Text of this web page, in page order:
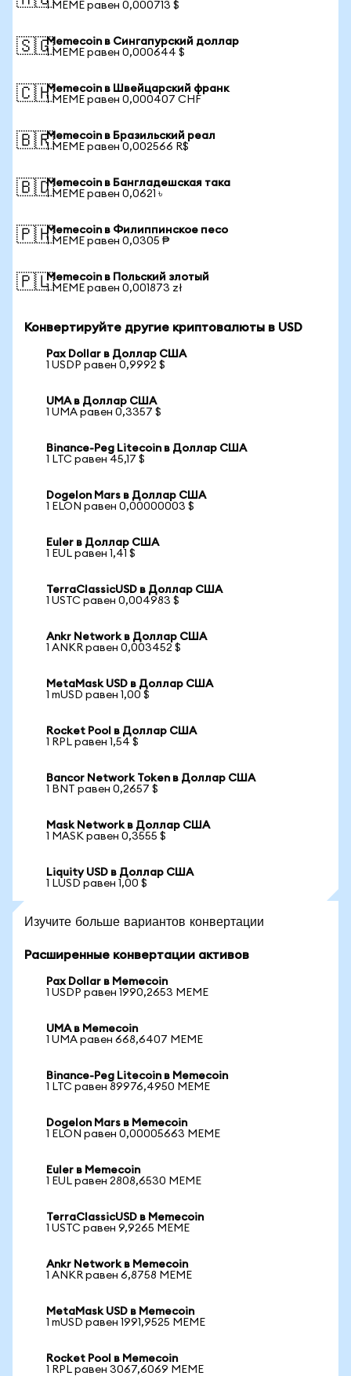
1 MEME равен 0,000713 $
🇸🇬Memecoin в Сингапурский доллар
1 MEME равен 0,000644 $
🇨🇭Memecoin в Швейцарский франк
1 MEME равен 0,000407 CHF
🇧🇷Memecoin в Бразильский реал
1 MEME равен 0,002566 R$
🇧🇩Memecoin в Бангладешская така
1 MEME равен 0,0621 ৳
🇵🇭Memecoin в Филиппинское песо
1 MEME равен 0,0305 ₱
🇵🇱Memecoin в Польский злотый
1 MEME равен 0,001873 zł
Конвертируйте другие криптовалюты в USD
Pax Dollar в Доллар США
1 USDP равен 0,9992 $
UMA в Доллар США
1 UMA равен 0,3357 $
Binance-Peg Litecoin в Доллар США
1 LTC равен 45,17 $
Dogelon Mars в Доллар США
1 ELON равен 0,00000003 $
Euler в Доллар США
1 EUL равен 1,41 $
TerraClassicUSD в Доллар США
1 USTC равен 0,004983 $
Ankr Network в Доллар США
1 ANKR равен 0,003452 $
MetaMask USD в Доллар США
1 mUSD равен 1,00 $
Rocket Pool в Доллар США
1 RPL равен 1,54 $
Bancor Network Token в Доллар США
1 BNT равен 0,2657 $
Mask Network в Доллар США
1 MASK равен 0,3555 $
Liquity USD в Доллар США
1 LUSD равен 1,00 $
Изучите больше вариантов конвертации
Расширенные конвертации активов
Pax Dollar в Memecoin
1 USDP равен 1990,2653 MEME
UMA в Memecoin
1 UMA равен 668,6407 MEME
Binance-Peg Litecoin в Memecoin
1 LTC равен 89976,4950 MEME
Dogelon Mars в Memecoin
1 ELON равен 0,00005663 MEME
Euler в Memecoin
1 EUL равен 2808,6530 MEME
TerraClassicUSD в Memecoin
1 USTC равен 9,9265 MEME
Ankr Network в Memecoin
1 ANKR равен 6,8758 MEME
MetaMask USD в Memecoin
1 mUSD равен 1991,9525 MEME
Rocket Pool в Memecoin
1 RPL равен 3067,6069 MEME